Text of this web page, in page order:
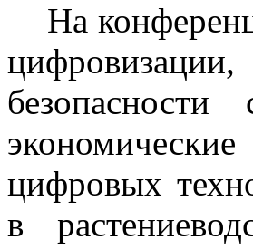
На
безопасности
цифровых
в